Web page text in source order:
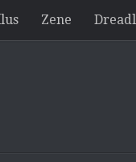
Zene